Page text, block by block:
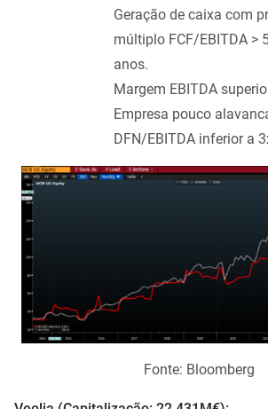
Geração de caixa com
múltiplo FCF/EBITDA >
anos.
Margem EBITDA
Empresa pouco
DFN/EBITDA inferior a
Fonte: Bloomberg